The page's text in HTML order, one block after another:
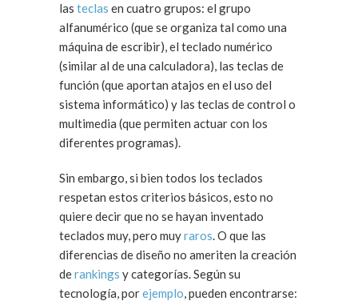
las teclas en cuatro grupos: el grupo
alfanumérico (que se organiza tal como una
máquina de escribir), el teclado numérico
(similar al de una calculadora), las teclas de
función (que aportan atajos en el uso del
sistema informático) y las teclas de control o
multimedia (que permiten actuar con los
diferentes programas).
Sin embargo, si bien todos los teclados
respetan estos criterios básicos, esto no
quiere decir que no se hayan inventado
teclados muy, pero muyraros. O que las
diferencias de diseño no ameriten la creación
derankings y categorías. Según su
tecnología, porejemplo, pueden encontrarse: